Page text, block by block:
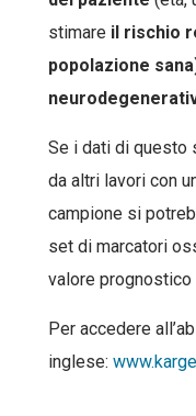
stimare il rischio
popolazione
Se i dati di questo
da altri lavori con
campione si
set di marcatori
valore prognostico
Per accedere
inglese: